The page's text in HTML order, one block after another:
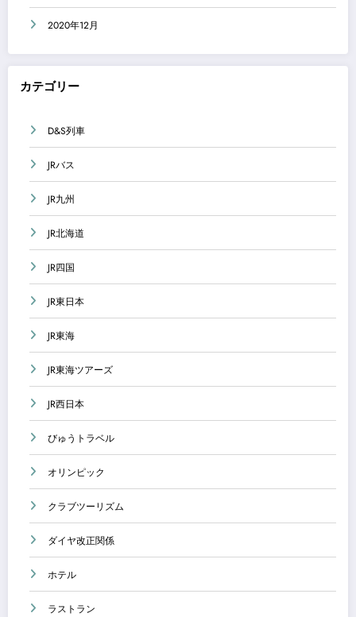
2020年12月
カテゴリー
D&S列車
JRバス
JR九州
JR北海道
JR四国
JR東日本
JR東海
JR東海ツアーズ
JR西日本
びゅうトラベル
オリンピック
クラブツーリズム
ダイヤ改正関係
ホテル
ラストラン